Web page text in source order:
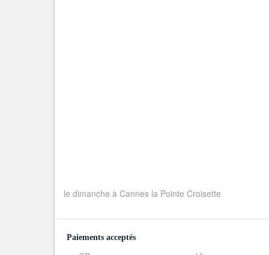
le dimanche à Cannes la Pointe Croisette
Paiements acceptés